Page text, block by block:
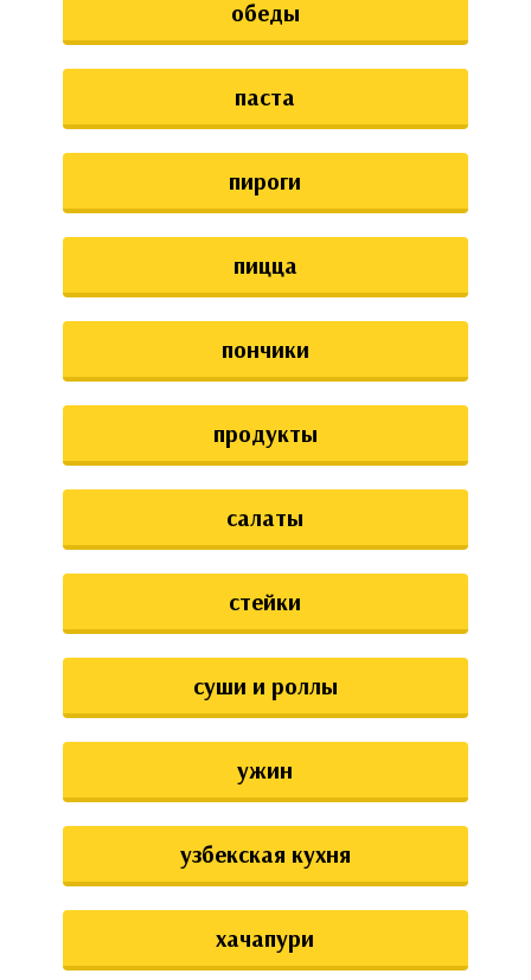
обеды
паста
пироги
пицца
пончики
продукты
салаты
стейки
суши и роллы
ужин
узбекская кухня
хачапури